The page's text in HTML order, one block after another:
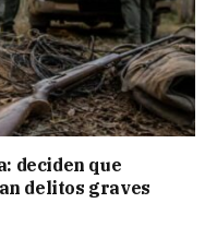
deciden que
delitos graves